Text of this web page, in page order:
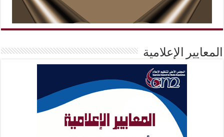
المعايير الإعلامية